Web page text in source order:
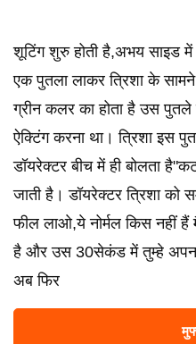
शूटिंग शुरु होती है,अभय साइड
एक पुतला लाकर त्रिशा के
ग्रीन कलर का होता है उस पुतले
ऐक्टिंग करना था। त्रिशा इस
डॉयरेक्टर बीच में ही बोलता
जाती है। डॉयरेक्टर त्रिशा को
फील लाओ,ये नोर्मल किस नहीं
है और उस 30सेकंड में तुम्हे
अब फिर